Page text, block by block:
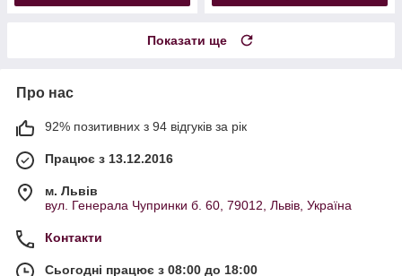
Показати ще
Про нас
92% позитивних з 94 відгуків за рік
Працює з 13.12.2016
м. Львів
вул. Генерала Чупринки б. 60, 79012, Львів, Україна
Контакти
Сьогодні працює з 08:00 до 18:00